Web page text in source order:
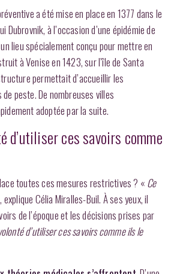
a été mise en place en 1377 dans le
Dubrovnik, à l’occasion d’une épidémie de
lieu spécialement conçu pour mettre en
à Venise en 1423, sur l’île de Santa
permettait d’accueillir les
peste. De nombreuses villes
adoptée par la suite.
d’utiliser ces savoirs comme
toutes ces mesures restrictives ? « Ce
explique Célia Miralles-Buil. À ses yeux, il
de l’époque et les décisionsprises par
d’utiliser ces savoirs comme ils le